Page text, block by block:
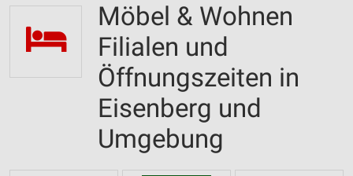
Möbel & Wohnen
Filialen und
Öffnungszeiten in
Eisenberg und
Umgebung